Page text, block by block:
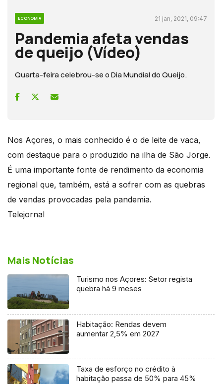
ECONOMIA 21 jan, 2021, 09:47
Pandemia afeta vendas
de queijo (Vídeo)
Quarta-feira celebrou-se o Dia Mundial do Queijo.
Nos Açores, o mais conhecido é o de leite de vaca,
com destaque para o produzido na ilha de São Jorge.
É uma importante fonte de rendimento da economia
regional que, também, está a sofrer com as quebras
de vendas provocadas pela pandemia.
Telejornal
Mais Notícias
Turismo nos Açores: Setor regista
quebra há 9 meses
Habitação: Rendas devem
aumentar 2,5% em 2027
Taxa de esforço no crédito à
habitação passa de 50% para 45%